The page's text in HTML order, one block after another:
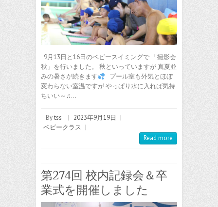
9月13日と16日のベビースイミングで 「撮影会
秋」を行いました。 秋といっていますが 真夏並
みの暑さが続きます
プール室も外気とほぼ
変わらない室温ですが やっぱり水に入れば気持
ちいい～♫…
Bytss | 2023年9月19日
|
ベビークラス |
Read more
第274回 校内記録会＆卒
業式を開催しました